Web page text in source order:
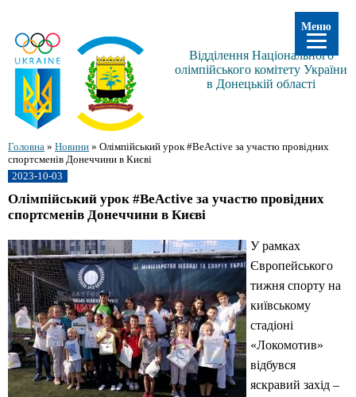
Відділення Національного
олімпійського комітету України
в Донецькій області
Головна » Новини » Олімпійський урок #BeActive за участю провідних
спортсменів Донеччини в Києві
2023-10-03
Олімпійський урок #BeActive за участю провідних
спортсменів Донеччини в Києві
У рамках
Європейського
тижня спорту на
київському
стадіоні
«Локомотив»
відбувся
яскравий захід –
Меню